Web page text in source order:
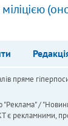
пряме
"Реклама" /